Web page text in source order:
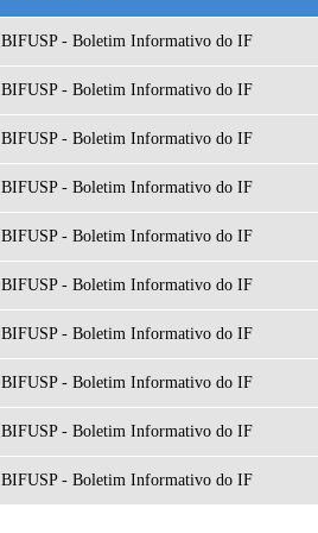
BIFUSP - Boletim Informativo do IF
BIFUSP - Boletim Informativo do IF
BIFUSP - Boletim Informativo do IF
BIFUSP - Boletim Informativo do IF
BIFUSP - Boletim Informativo do IF
BIFUSP - Boletim Informativo do IF
BIFUSP - Boletim Informativo do IF
BIFUSP - Boletim Informativo do IF
BIFUSP - Boletim Informativo do IF
BIFUSP - Boletim Informativo do IF